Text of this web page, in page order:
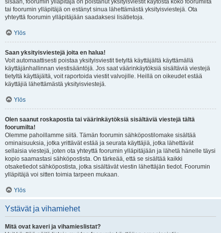
sisään, foorumin ylläpitäjä on poistanut yksityisviestit käytöstä koko foorumilta
tai foorumin ylläpitäjä on estänyt sinua lähettämästä yksityisviestejä. Ota
yhteyttä foorumin ylläpitäjään saadaksesi lisätietoja.
Ylös
Saan yksityisviestejä joita en halua!
Voit automaattisesti poistaa yksityisviestit tietyltä käyttäjältä käyttämällä
käyttäjänhallinnan viestisääntöjä. Jos saat väärinkäytöksiä sisältäviä viestejä
tietyltä käyttäjältä, voit raportoida viestit valvojille. Heillä on oikeudet estää
käyttäjiä lähettämästä yksityisviestejä.
Ylös
Olen saanut roskapostia tai väärinkäytöksiä sisältäviä viestejä tältä
foorumilta!
Olemme pahoillamme siitä. Tämän foorumin sähköpostilomake sisältää
ominaisuuksia, jotka yrittävät estää ja seurata käyttäjiä, jotka lähettävät
sellaisia viestejä, joten ota yhteyttä foorumin ylläpitäjään ja lähetä hänelle täysi
kopio saamastasi sähköpostista. On tärkeää, että se sisältää kaikki
otsaketiedot sähköpostista, jotka sisältävät viestin lähettäjän tiedot. Foorumin
ylläpitäjä voi sitten toimia tarpeen mukaan.
Ylös
Ystävät ja vihamiehet
Mitä ovat kaveri ja vihamieslistat?